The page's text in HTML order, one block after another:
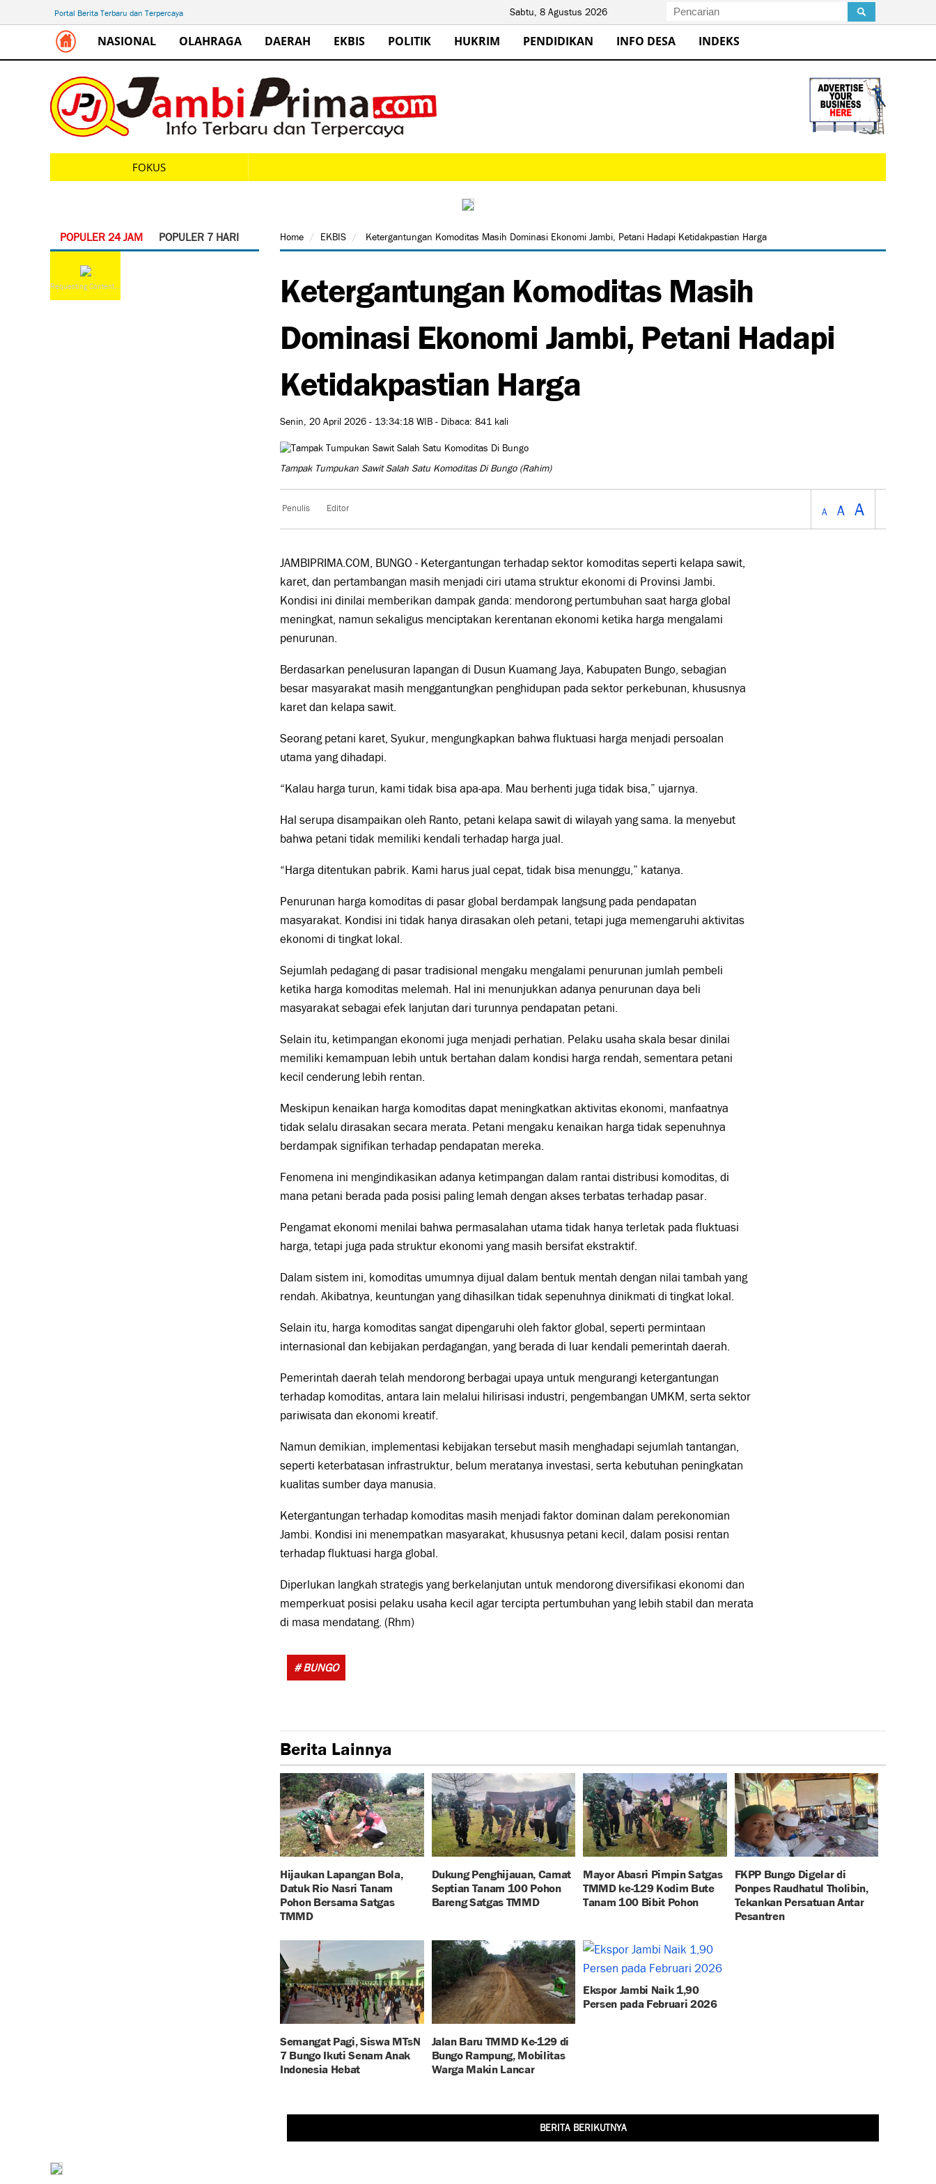
Portal Berita Terbaru dan Terpercaya Sabtu, 8 Agustus 2026
NASIONAL OLAHRAGA DAERAH EKBIS POLITIK HUKRIM PENDIDIKAN INFO DESA INDEKS
FOKUS
POPULER 24 JAM POPULER 7 HARI
Requesting Content...
Home EKBIS Ketergantungan Komoditas Masih Dominasi Ekonomi Jambi, Petani Hadapi Ketidakpastian Harga
Ketergantungan Komoditas Masih
Dominasi Ekonomi Jambi, Petani Hadapi
Ketidakpastian Harga
Senin, 20 April 2026 - 13:34:18 WIB - Dibaca: 841 kali
Tampak Tumpukan Sawit Salah Satu Komoditas Di Bungo (Rahim)
Penulis Editor A A A
JAMBIPRIMA.COM, BUNGO - Ketergantungan terhadap sektor komoditas seperti kelapa sawit,
karet, dan pertambangan masih menjadi ciri utama struktur ekonomi di Provinsi Jambi.
Kondisi ini dinilai memberikan dampak ganda: mendorong pertumbuhan saat harga global
meningkat, namun sekaligus menciptakan kerentanan ekonomi ketika harga mengalami
penurunan.
Berdasarkan penelusuran lapangan di Dusun Kuamang Jaya, Kabupaten Bungo, sebagian
besar masyarakat masih menggantungkan penghidupan pada sektor perkebunan, khususnya
karet dan kelapa sawit.
Seorang petani karet, Syukur, mengungkapkan bahwa fluktuasi harga menjadi persoalan
utama yang dihadapi.
“Kalau harga turun, kami tidak bisa apa-apa. Mau berhenti juga tidak bisa,” ujarnya.
Hal serupa disampaikan oleh Ranto, petani kelapa sawit di wilayah yang sama. Ia menyebut
bahwa petani tidak memiliki kendali terhadap harga jual.
“Harga ditentukan pabrik. Kami harus jual cepat, tidak bisa menunggu,” katanya.
Penurunan harga komoditas di pasar global berdampak langsung pada pendapatan
masyarakat. Kondisi ini tidak hanya dirasakan oleh petani, tetapi juga memengaruhi aktivitas
ekonomi di tingkat lokal.
Sejumlah pedagang di pasar tradisional mengaku mengalami penurunan jumlah pembeli
ketika harga komoditas melemah. Hal ini menunjukkan adanya penurunan daya beli
masyarakat sebagai efek lanjutan dari turunnya pendapatan petani.
Selain itu, ketimpangan ekonomi juga menjadi perhatian. Pelaku usaha skala besar dinilai
memiliki kemampuan lebih untuk bertahan dalam kondisi harga rendah, sementara petani
kecil cenderung lebih rentan.
Meskipun kenaikan harga komoditas dapat meningkatkan aktivitas ekonomi, manfaatnya
tidak selalu dirasakan secara merata. Petani mengaku kenaikan harga tidak sepenuhnya
berdampak signifikan terhadap pendapatan mereka.
Fenomena ini mengindikasikan adanya ketimpangan dalam rantai distribusi komoditas, di
mana petani berada pada posisi paling lemah dengan akses terbatas terhadap pasar.
Pengamat ekonomi menilai bahwa permasalahan utama tidak hanya terletak pada fluktuasi
harga, tetapi juga pada struktur ekonomi yang masih bersifat ekstraktif.
Dalam sistem ini, komoditas umumnya dijual dalam bentuk mentah dengan nilai tambah yang
rendah. Akibatnya, keuntungan yang dihasilkan tidak sepenuhnya dinikmati di tingkat lokal.
Selain itu, harga komoditas sangat dipengaruhi oleh faktor global, seperti permintaan
internasional dan kebijakan perdagangan, yang berada di luar kendali pemerintah daerah.
Pemerintah daerah telah mendorong berbagai upaya untuk mengurangi ketergantungan
terhadap komoditas, antara lain melalui hilirisasi industri, pengembangan UMKM, serta sektor
pariwisata dan ekonomi kreatif.
Namun demikian, implementasi kebijakan tersebut masih menghadapi sejumlah tantangan,
seperti keterbatasan infrastruktur, belum meratanya investasi, serta kebutuhan peningkatan
kualitas sumber daya manusia.
Ketergantungan terhadap komoditas masih menjadi faktor dominan dalam perekonomian
Jambi. Kondisi ini menempatkan masyarakat, khususnya petani kecil, dalam posisi rentan
terhadap fluktuasi harga global.
Diperlukan langkah strategis yang berkelanjutan untuk mendorong diversifikasi ekonomi dan
memperkuat posisi pelaku usaha kecil agar tercipta pertumbuhan yang lebih stabil dan merata
di masa mendatang. (Rhm)
# BUNGO
Berita Lainnya
Hijaukan Lapangan Bola,
Datuk Rio Nasri Tanam
Pohon Bersama Satgas
TMMD
Dukung Penghijauan, Camat
Septian Tanam 100 Pohon
Bareng Satgas TMMD
Mayor Abasri Pimpin Satgas
TMMD ke-129 Kodim Bute
Tanam 100 Bibit Pohon
FKPP Bungo Digelar di
Ponpes Raudhatul Tholibin,
Tekankan Persatuan Antar
Pesantren
Semangat Pagi, Siswa MTsN
7 Bungo Ikuti Senam Anak
Indonesia Hebat
Jalan Baru TMMD Ke-129 di
Bungo Rampung, Mobilitas
Warga Makin Lancar
Ekspor Jambi Naik 1,90
Persen pada Februari 2026
BERITA BERIKUTNYA